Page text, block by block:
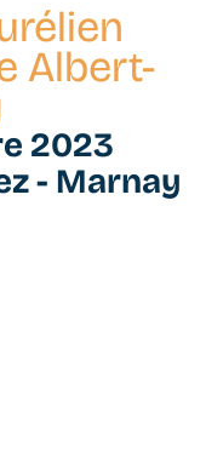
Albert-
2023
- Marnay